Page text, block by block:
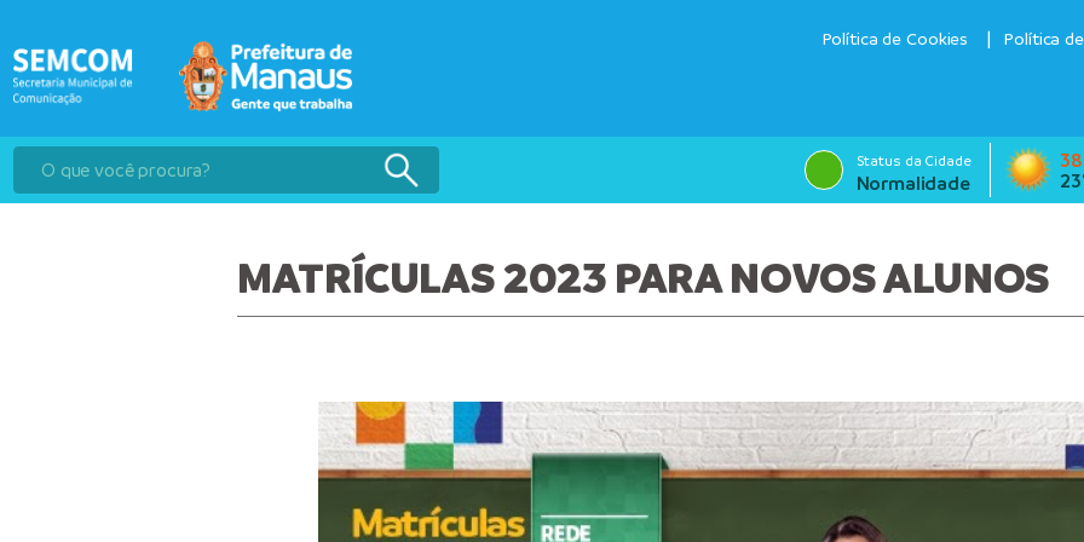
Política de Cookies Política
Status da Cidade
Normalidade
MATRÍCULAS 2023 PARA NOVOS ALUNOS